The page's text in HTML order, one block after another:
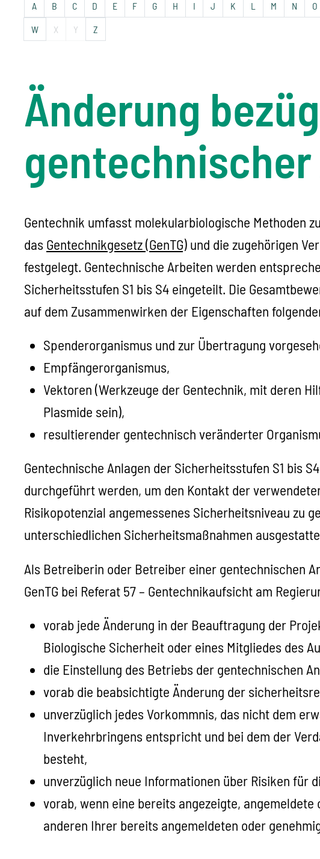
A B C D E F G H I J K L M N O
W X Y Z
Änderung
gentechnischer
Gentechnik umfasst molekularbiologische Methoden
das Gentechnikgesetz (GenTG) und die zugehörigen
festgelegt. Gentechnische Arbeiten werden
Sicherheitsstufen S1 bis S4 eingeteilt. Die
auf dem Zusammenwirken der Eigenschaften
Spenderorganismus und zur Übertragung
Empfängerorganismus,
Vektoren (Werkzeuge der Gentechnik, mit deren
Plasmide sein),
resultierender gentechnisch veränderter
Gentechnische Anlagen der Sicherheitsstufen S1 bis
durchgeführt werden, um den Kontakt der
Risikopotenzial angemessenes Sicherheitsniveau zu
unterschiedlichen Sicherheitsmaßnahmen
Als Betreiberin oder Betreiber einer gentechnischen
GenTG bei Referat 57 – Gentechnikaufsicht am
vorab jede Änderung in der Beauftragung der
Biologische Sicherheit oder eines Mitgliedes des
die Einstellung des Betriebs der gentechnischen
vorab die beabsichtigte Änderung der
unverzüglich jedes Vorkommnis, das nicht dem
Inverkehrbringens entspricht und bei dem der
besteht,
unverzüglich neue Informationen über Risiken für
vorab, wenn eine bereits angezeigte,
anderen Ihrer bereits angemeldeten oder